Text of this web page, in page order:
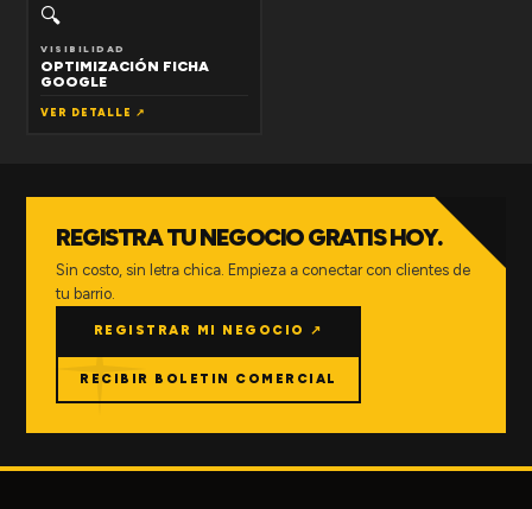
🔍
VISIBILIDAD
OPTIMIZACIÓN FICHA
GOOGLE
VER DETALLE ↗
REGISTRA TU NEGOCIO GRATIS HOY.
Sin costo, sin letra chica. Empieza a conectar con clientes de
tu barrio.
REGISTRAR MI NEGOCIO ↗
RECIBIR BOLETIN COMERCIAL